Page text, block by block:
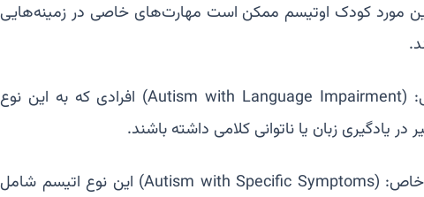
این مورد کودک اوتیسم ممکن است مهارت‌های خاصی در زمینه‌هایی
اختلال طیف اتیسم با مشکلات زبانی: (Autism with Language Impairment) افرادی که به این نوع
یادگیری زبان یا ناتوانی کلامی داشته باشند.
اختلال طیف اوتیسم باتوجه‌به علایم خاص: (Autism with Specific Symptoms) این نوع اتیسم شامل